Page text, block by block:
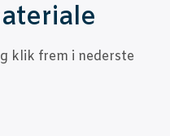
klik frem i neder­ste